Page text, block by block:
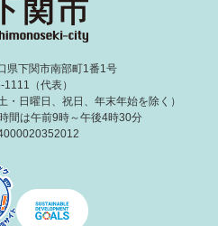
下関市南部町1番1号
（代表）
日曜日、祝日、年末年始を除く）
間は午前9時～午後4時30分